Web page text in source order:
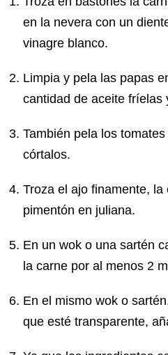
en la nevera con un
vinagre blanco.
Limpia y pela las papas
cantidad de aceite fríelas
También pela los
córtalos.
Troza el ajo finamente, la
pimentón en juliana.
En un wok o una sartén
la carne por al menos 2
En el mismo wok o
que esté transparente,